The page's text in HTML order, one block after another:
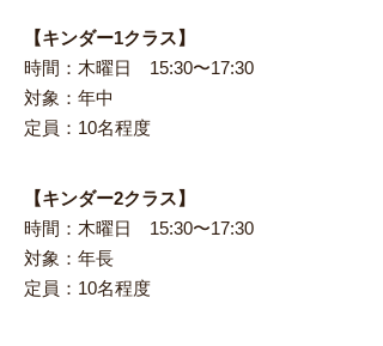
【キンダー1クラス】
時間：木曜日 15:30〜17:30
対象：年中
定員：10名程度
【キンダー2クラス】
時間：木曜日 15:30〜17:30
対象：年長
定員：10名程度